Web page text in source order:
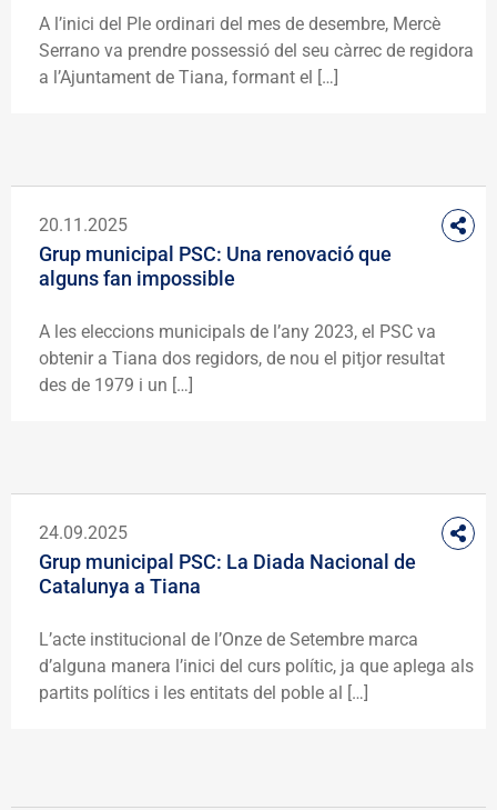
A l’inici del Ple ordinari del mes de desembre, Mercè
Serrano va prendre possessió del seu càrrec de regidora
a l’Ajuntament de Tiana, formant el […]
20.11.2025
Grup municipal PSC: Una renovació que
alguns fan impossible
A les eleccions municipals de l’any 2023, el PSC va
obtenir a Tiana dos regidors, de nou el pitjor resultat
des de 1979 i un […]
24.09.2025
Grup municipal PSC: La Diada Nacional de
Catalunya a Tiana
L’acte institucional de l’Onze de Setembre marca
d’alguna manera l’inici del curs polític, ja que aplega als
partits polítics i les entitats del poble al […]